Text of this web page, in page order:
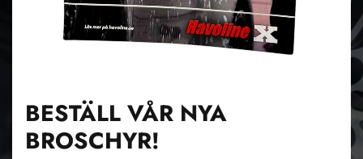
BESTÄLL VÅR NYA
BROSCHYR!